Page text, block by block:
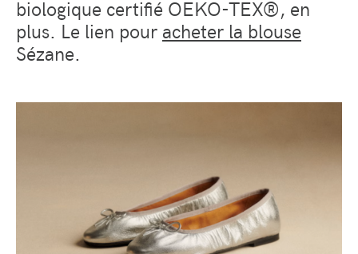
biologique certifié OEKO-TEX®, en
plus. Le lien pour acheter la blouse
Sézane.